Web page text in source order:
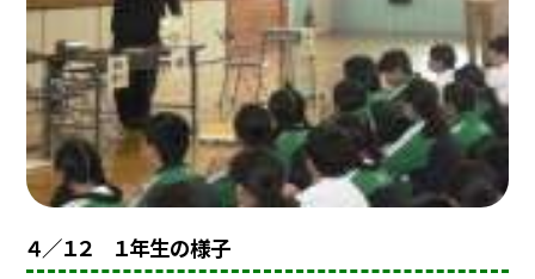
４／１２ １年生の様子